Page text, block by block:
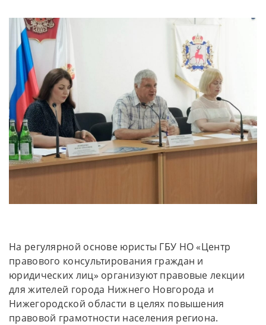
На регулярной основе юристы ГБУ НО «Центр
правового консультирования граждан и
юридических лиц» организуют правовые лекции
для жителей города Нижнего Новгорода и
Нижегородской области в целях повышения
правовой грамотности населения региона.